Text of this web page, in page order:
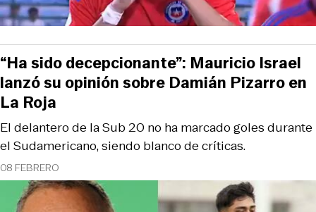
08 FEBRERO
El delantero de la Sub 20 no ha marcado goles durante
el Sudamericano, siendo blanco de críticas.
“Ha sido decepcionante”: Mauricio Israel
lanzó su opinión sobre Damián Pizarro en
La Roja